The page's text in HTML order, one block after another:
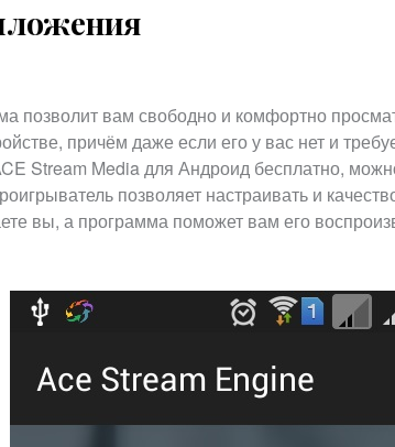
позволит вам свободно и комфортно
причём даже если его у вас нет и
Stream Media для Андроид бесплатно,
позволяет настраивать и
вы, а программа поможет вам его